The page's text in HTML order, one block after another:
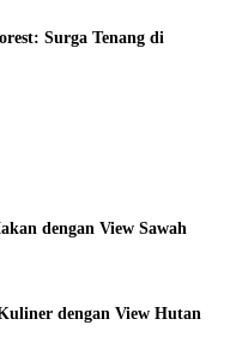
Surga Tenang di
dengan View Sawah
dengan View Hutan